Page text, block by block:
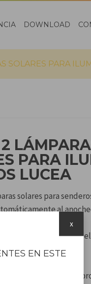
DOWNLOAD
SOLARES PARA
PARA
LUCEA
solares para
al
fijar las lámparas al
de los senderos.
de luz continua.
exteriores gracias a la
EN ESTE
x